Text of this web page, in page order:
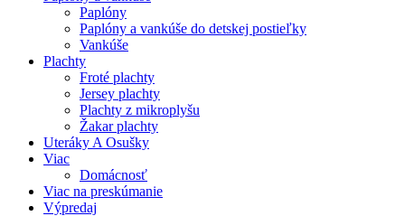
Paplóny
Paplóny a vankúše do detskej postieľky
Vankúše
Plachty
Froté plachty
Jersey plachty
Plachty z mikroplyšu
Žakar plachty
Uteráky A Osušky
Viac
Domácnosť
Viac na preskúmanie
Výpredaj